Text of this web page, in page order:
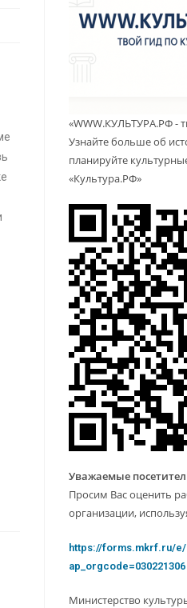
«WWW.КУЛЬТУРА.РФ -
Узнайте больше об
планируйте
«Культура.РФ»
Уважаемые
Просим Вас оценить
организации,
https://forms.mkrf.ru/e/
ap_orgcode=030221306
Министерство